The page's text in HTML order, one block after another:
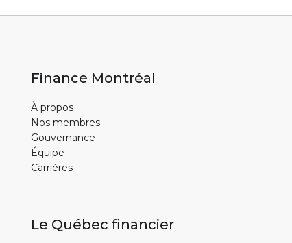
Finance Montréal
À propos
Nos membres
Gouvernance
Équipe
Carrières
Le Québec financier